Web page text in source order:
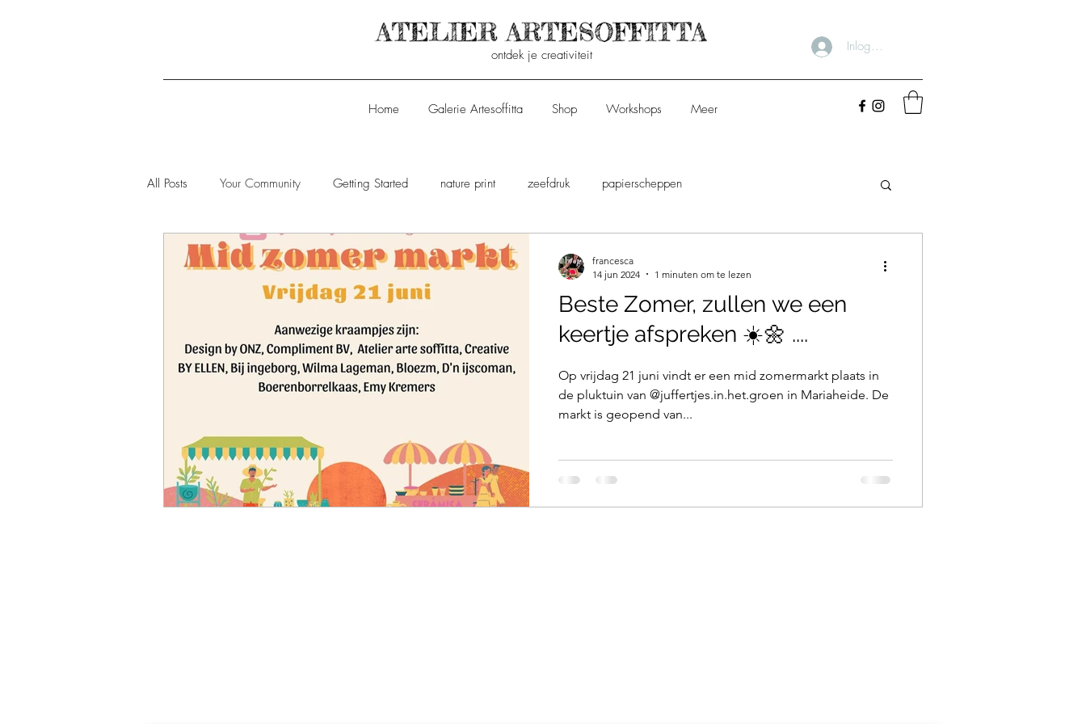
ontdek je creativiteit
Inloggen
Home Galerie Artesoffitta Shop Workshops Meer
All Posts Your Community Getting Started nature print zeefdruk papierscheppen
Beste Zomer, zullen we een
keertje afspreken ☀️🌼 ....
Op vrijdag 21 juni vindt er een mid zomermarkt plaats in
de pluktuin van @juffertjes.in.het.groen in Mariaheide. De
markt is geopend van...
francesca
14 jun 2024
1 minuten om te lezen